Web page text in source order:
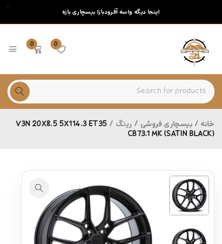
اینجا دیگه واسه آفرودبازا بیسچاری بازه
0
0
خانه / بیسچاری فروشی / رینگ /
V3N 20X8.5 5X114.3 ET35
CB73.1 MK (SATIN BLACK)